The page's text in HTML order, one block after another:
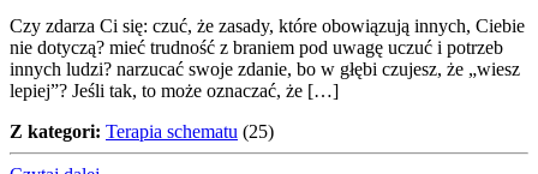
Czy zdarza Ci się: czuć, że zasady, które obowiązują innych, Ciebie
nie dotyczą? mieć trudność z braniem pod uwagę uczuć i potrzeb
innych ludzi? narzucać swoje zdanie, bo w głębi czujesz, że „wiesz
lepiej”? Jeśli tak, to może oznaczać, że […]
Z kategori: Terapia schematu (25)